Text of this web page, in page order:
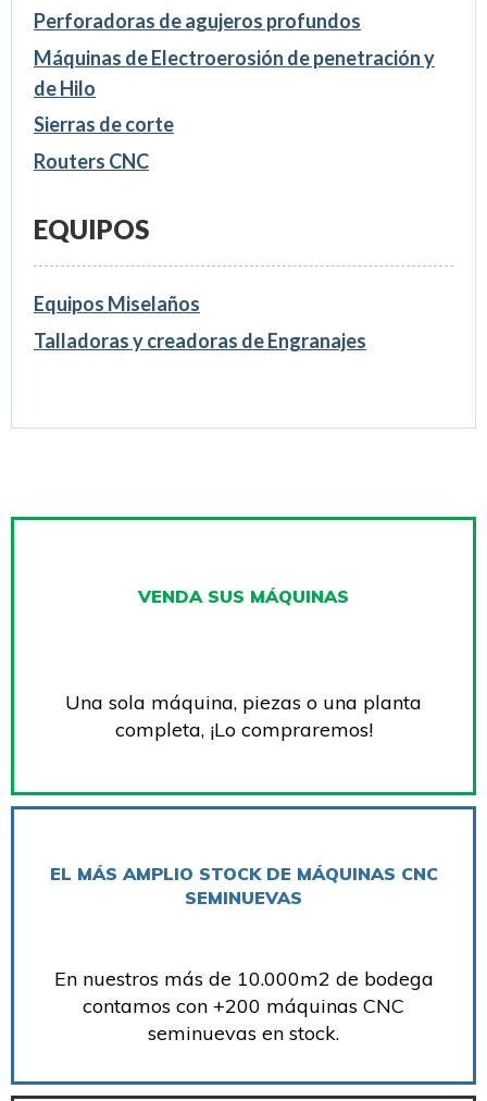
Perforadoras de agujeros profundos
Máquinas de Electroerosión de penetración y
de Hilo
Sierras de corte
Routers CNC
EQUIPOS
Equipos Miselaños
Talladoras y creadoras de Engranajes
VENDA SUS MÁQUINAS
Una sola máquina, piezas o una planta
completa, ¡Lo compraremos!
EL MÁS AMPLIO STOCK DE MÁQUINAS CNC
SEMINUEVAS
En nuestros más de 10.000m2 de bodega
contamos con +200 máquinas CNC
seminuevas en stock.